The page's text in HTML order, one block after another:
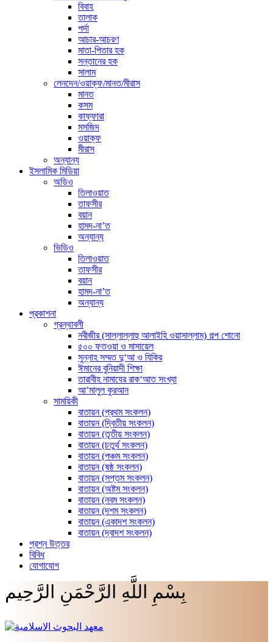
বিবাহ
তালাক
পর্দা
আচার-আচরণ
মাতা-পিতার হক
সন্তানের হক
সালাম
লেনদেন/ওয়াক্ফ/মানত/মীরাস
মানত
কসম
কাফ্ফারা
মসজিদ
ওয়াক্ফ
মীরাস
অন্যান্য
ইসলামিক মিডিয়া
অডিও
তিলাওয়াত
তাফসীর
বয়ান
হামদ-না’ত
অন্যান্য
ভিডিও
তিলাওয়াত
তাফসীর
বয়ান
হামদ-না’ত
অন্যান্য
প্রকাশনা
গ্রন্থাবলী
নবীজীর (সাল্লাল্লাহু আলাইহি ওয়াসাল্লাম) গল্প শোনো
৫০০ ফতওয়া ও মাসায়েল
সুন্নাহ সম্মত দু‘আ ও যিকির
ঈমানের বুনিয়াদী শিক্ষা
তারাবীহ নামাযের রাক‘আত সংখ্যা
আ’মালুল কুরআন
সাময়িকী
বাতায়ন (প্রথম সংকলন)
বাতায়ন (দ্বিতীয় সংকলন)
বাতায়ন (তৃতীয় সংকলন)
বাতায়ন (চতুর্থ সংকলন)
বাতায়ন (পঞ্চম সংকলন)
বাতায়ন (ষষ্ঠ সংকলন)
বাতায়ন (সপ্তম সংকলন)
বাতায়ন (অষ্টম সংকলন)
বাতায়ন (নবম সংকলন)
বাতায়ন (দশম সংকলন)
বাতায়ন (একাদশ সংকলন)
বাতায়ন (দ্বাদশ সংকলন)
প্রশ্ন উত্তর
বিবিধ
যোগাযোগ
بِسْمِ اللَّهِ الرَّحْمَنِ الرَّحِيم